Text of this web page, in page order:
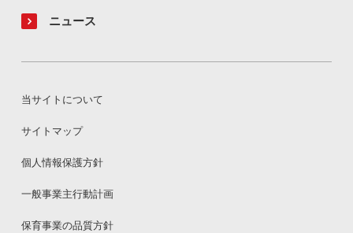
ニュース
当サイトについて
サイトマップ
個人情報保護方針
一般事業主行動計画
保育事業の品質方針